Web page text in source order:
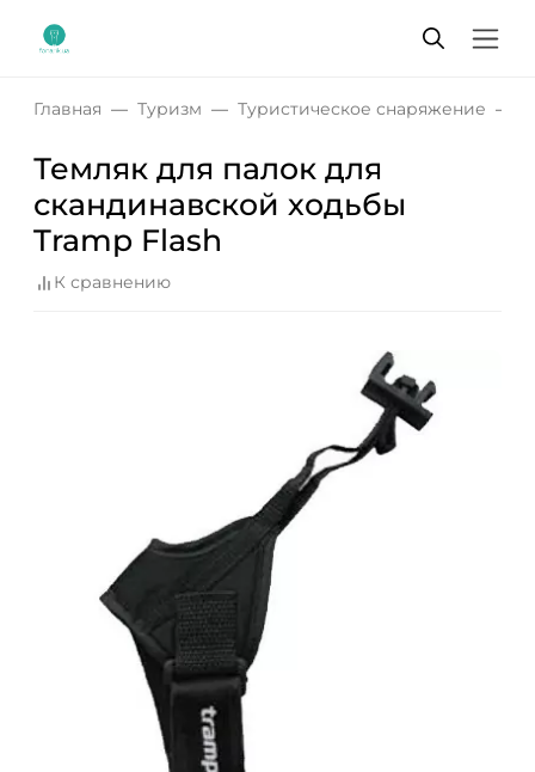
Главная Туризм Туристическое снаряжение
Темляк для палок для
скандинавской ходьбы
Tramp Flash
К сравнению